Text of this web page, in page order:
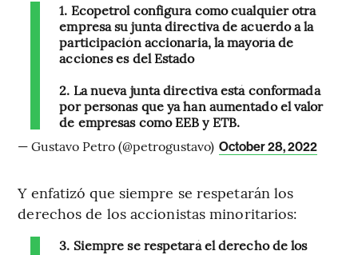
1. Ecopetrol configura como cualquier otra
empresa su junta directiva de acuerdo a la
participación accionaria, la mayoría de
acciones es del Estado
2. La nueva junta directiva está conformada
por personas que ya han aumentado el valor
de empresas como EEB y ETB.
— Gustavo Petro (@petrogustavo) October 28, 2022
Y enfatizó que siempre se respetarán los
derechos de los accionistas minoritarios:
3. Siempre se respetará el derecho de los